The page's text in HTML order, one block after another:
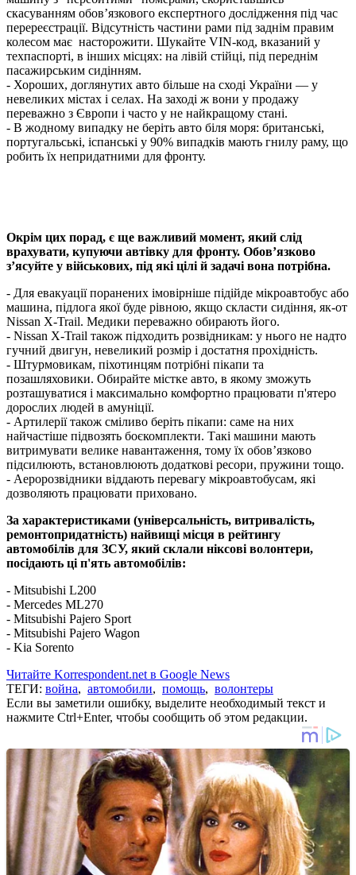
скасуванням обов’язкового експертного дослідження під час
перереєстрації. Відсутність частини рами під заднім правим
колесом має насторожити. Шукайте VIN-код, вказаний у
техпаспорті, в інших місцях: на лівій стійці, під переднім
пасажирським сидінням.
- Хороших, доглянутих авто більше на сході України — у
невеликих містах і селах. На заході ж вони у продажу
переважно з Європи і часто у не найкращому стані.
- В жодному випадку не беріть авто біля моря: британські,
португальські, іспанські у 90% випадків мають гнилу раму, що
робить їх непридатними для фронту.
Окрім цих порад, є ще важливий момент, який слід
врахувати, купуючи автівку для фронту. Обов’язково
з’ясуйте у військових, під які цілі й задачі вона потрібна.
- Для евакуації поранених імовірніше підійде мікроавтобус або
машина, підлога якої буде рівною, якщо скласти сидіння, як-от
Nissan X-Trail. Медики переважно обирають його.
- Nissan X-Trail також підходить розвідникам: у нього не надто
гучний двигун, невеликий розмір і достатня прохідність.
- Штурмовикам, піхотинцям потрібні пікапи та
позашляховики. Обирайте містке авто, в якому зможуть
розташуватися і максимально комфортно працювати п'ятеро
дорослих людей в амуніції.
- Артилерії також сміливо беріть пікапи: саме на них
найчастіше підвозять боєкомплекти. Такі машини мають
витримувати велике навантаження, тому їх обов’язково
підсилюють, встановлюють додаткові ресори, пружини тощо.
- Аеророзвідники віддають перевагу мікроавтобусам, які
дозволяють працювати приховано.
За характеристиками (універсальність, витривалість,
ремонтопридатність) найвищі місця в рейтингу
автомобілів для ЗСУ, який склали ніксові волонтери,
посідають ці п'ять автомобілів:
- Mitsubishi L200
- Mercedes ML270
- Mitsubishi Pajero Sport
- Mitsubishi Pajero Wagon
- Kia Sorento
Читайте Korrespondent.net в Google News
ТЕГИ: война, автомобили, помощь, волонтеры
Если вы заметили ошибку, выделите необходимый текст и
нажмите Ctrl+Enter, чтобы сообщить об этом редакции.